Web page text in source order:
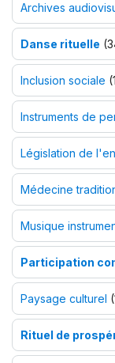
Archives
Danse rituelle
Inclusion sociale
Instruments de
Législation de
Médecine
Musique
Participation
Paysage culturel
Rituel de